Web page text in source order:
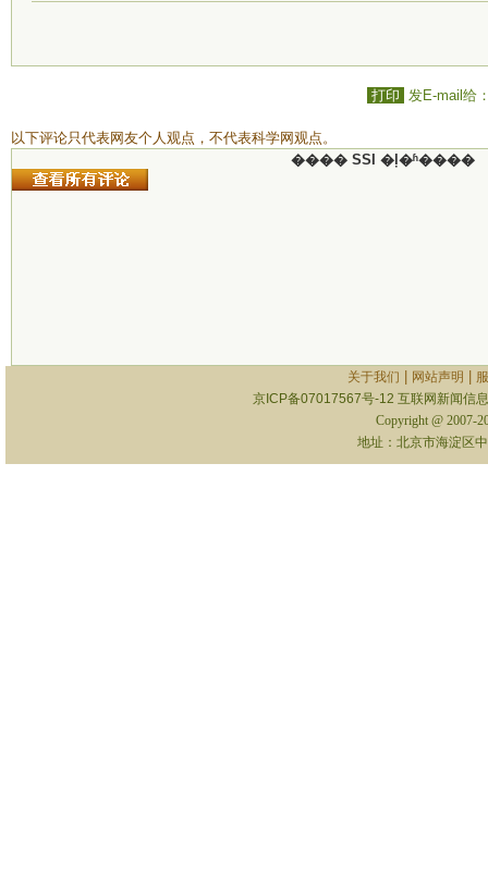
打印 发E-mail给
以下评论只代表网友个人观点，不代表科学网观点。
���� SSI �ļ�ʱ����
关于我们 网站声明
京ICP备07017567号-12 互联网新闻信
Copyright @ 2007-
地址：北京市海淀区